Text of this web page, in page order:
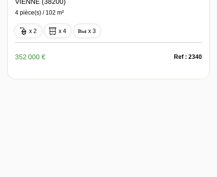
4 pièce(s) / 102 m²
x 2 x 4 x 3
352 000 € Ref : 2340